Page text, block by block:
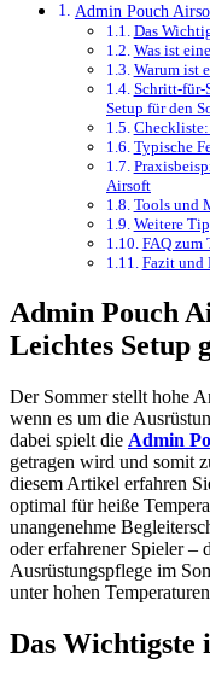
Admin Pouch
Das
Was ist
Warum ist
Schritt-für-
Setup für den
Checkliste:
Typische
Airsoft
Tools und
Weitere
FAQ zum
Fazit und
Admin Pouch
Leichtes Setup
Der Sommer stellt hohe
wenn es um die
dabei spielt die Admin
getragen wird und somit
diesem Artikel erfahren
optimal für heiße
unangenehme
oder erfahrener Spieler –
Ausrüstungspflege im
unter hohen
Das Wichtigste